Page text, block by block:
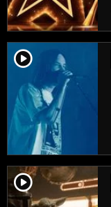
player2
player2